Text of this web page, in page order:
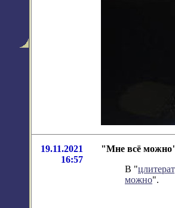
19.11.2021
16:57
"Мне всё можно"
В "
можно".